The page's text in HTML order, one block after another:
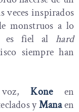
veces inspirados
monstruos a lo
es fiel al hard
siempre han
Kone
en
yManaen